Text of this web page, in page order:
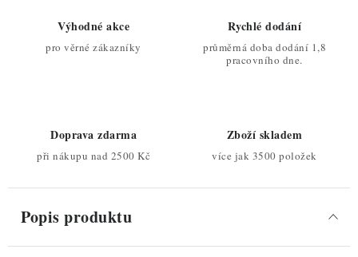
Výhodné akce
pro věrné zákazníky
Rychlé dodání
průměrná doba dodání 1,8
pracovního dne.
Doprava zdarma
při nákupu nad 2500 Kč
Zboží skladem
více jak 3500 položek
Popis produktu